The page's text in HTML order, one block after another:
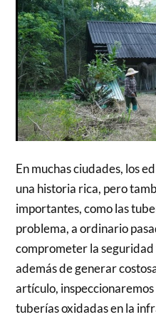
En muchas ciudades, los
una historia rica, pero
importantes, como las
problema, a ordinario
comprometer la seguridad
además de generar
artículo,
tuberías oxidadas en la